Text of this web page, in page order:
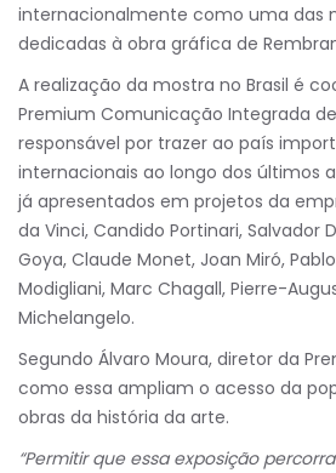
internacionalmente como uma das
dedicadas à obra gráfica de
A realização da mostra no Brasil é
Premium Comunicação Integrada
responsável por trazer ao país
internacionais ao longo dos últimos
já apresentados em projetos da
da Vinci, Candido Portinari, Salvador
Goya, Claude Monet, Joan Miró,
Modigliani, Marc Chagall, Pierre-
Michelangelo.
Segundo Álvaro Moura, diretor da
como essa ampliam o acesso da
obras da história da arte.
“Permitir que essa exposição